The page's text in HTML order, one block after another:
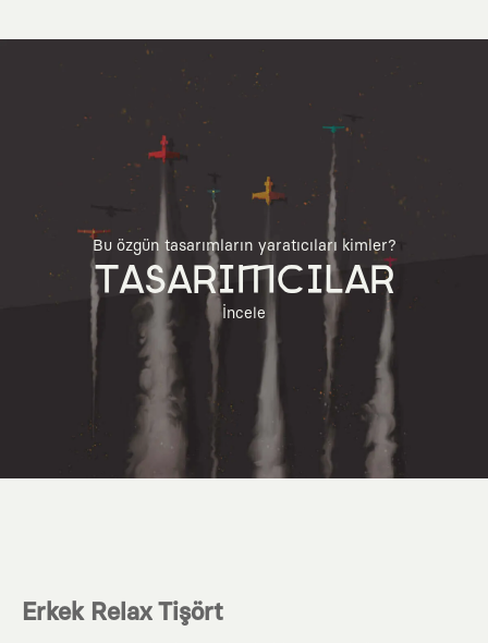
Bu özgün tasarımların yaratıcıları kimler?
TASARIMCILAR
İncele
Erkek Relax Tişört